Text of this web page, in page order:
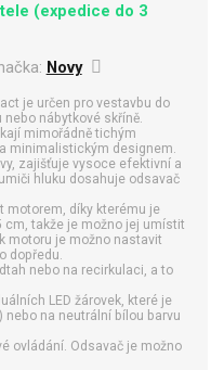
(expedice do 3
Novy
je určen pro vestavbu do
nábytkové skříně.
mimořádně tichým
minimalistickým designem.
zajišťuje vysoce efektivní a
hluku dosahuje odsavač
motorem, díky kterému je
cm, takže je možno jej umístit
motoru je možno nastavit
dopředu.
nebo na recirkulaci, a to
LED žárovek, které je
nebo na neutrální bílou barvu
ovládání. Odsavač je možno